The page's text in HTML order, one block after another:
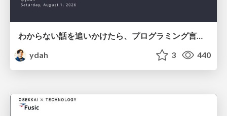
ydah
3 440